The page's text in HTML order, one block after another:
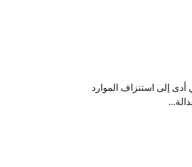
أدى إلى استنزاف الموارد